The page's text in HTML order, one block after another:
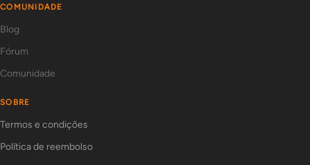
COMUNIDADE
Blog
Fórum
Comunidade
SOBRE
Termos e condições
Política de reembolso